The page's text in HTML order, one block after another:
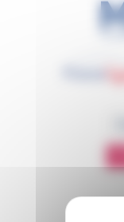
Panneau de gestion des